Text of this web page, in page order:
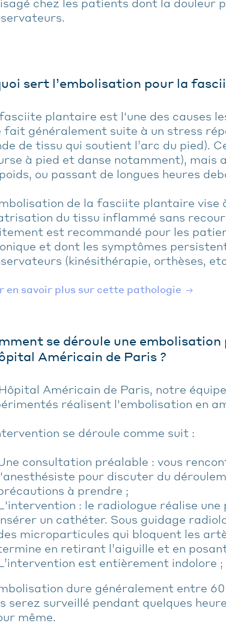
sert l’embolisation pour la
plantaire est l'une des causes
fait généralement suite à un stress
de tissu qui soutient l’arc du pied).
à pied et danse notamment), mais
ou passant de longues heures
de la fasciite plantaire vise
du tissu inflammé sans
est recommandé pour les
et dont les symptômes
(kinésithérapie, orthèses,
en savoir plus sur cette pathologie
se déroule une
Américain de Paris ?
Américain de Paris, notre
réalisent l'embolisation en
se déroule comme suit :
consultation préalable : vous
pour discuter du
à prendre ;
: le radiologue réalise une
un cathéter. Sous guidage
microparticules qui bloquent les
en retirant l’aiguille et en
est entièrement indolore ;
dure généralement entre
serez surveillé pendant quelques
même.